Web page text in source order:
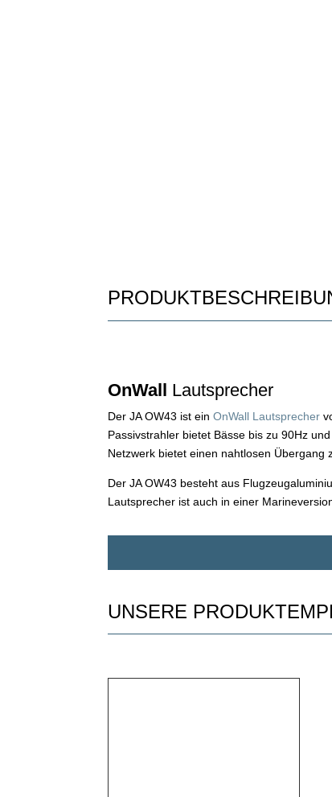
OnWall Lautsprecher
Der JA OW43 ist einOnWall Lautsprecher
Passivstrahler bietet Bässe bis zu 90Hz
Netzwerk bietet einen nahtlosen Übergang
Der JA OW43 besteht aus
Lautsprecher ist auch in einer
UNSERE